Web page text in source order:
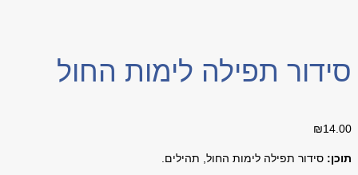
סידור תפילה לימות החול
₪14.00
תוכן: סידור תפילה לימות החול, תהילים.